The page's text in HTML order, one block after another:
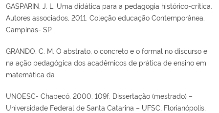
GASPARIN, J. L. Uma didática para a pedagogia histórico-critica.
Autores associados, 2011. Coleção educação Contemporânea.
Campinas- SP.
GRANDO, C. M. O abstrato, o concreto e o formal no discurso e
na ação pedagógica dos acadêmicos de prática de ensino em
matemática da
UNOESC- Chapecó. 2000. 109f. Dissertação (mestrado) –
Universidade Federal de Santa Catarina – UFSC, Florianópolis,